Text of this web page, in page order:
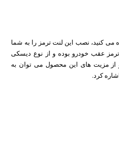
می کنید، نصب این لنت ترمز را به شما
عقب خودرو بوده و از نوع دیسکی
مزیت های این محصول می توان به
کرد.